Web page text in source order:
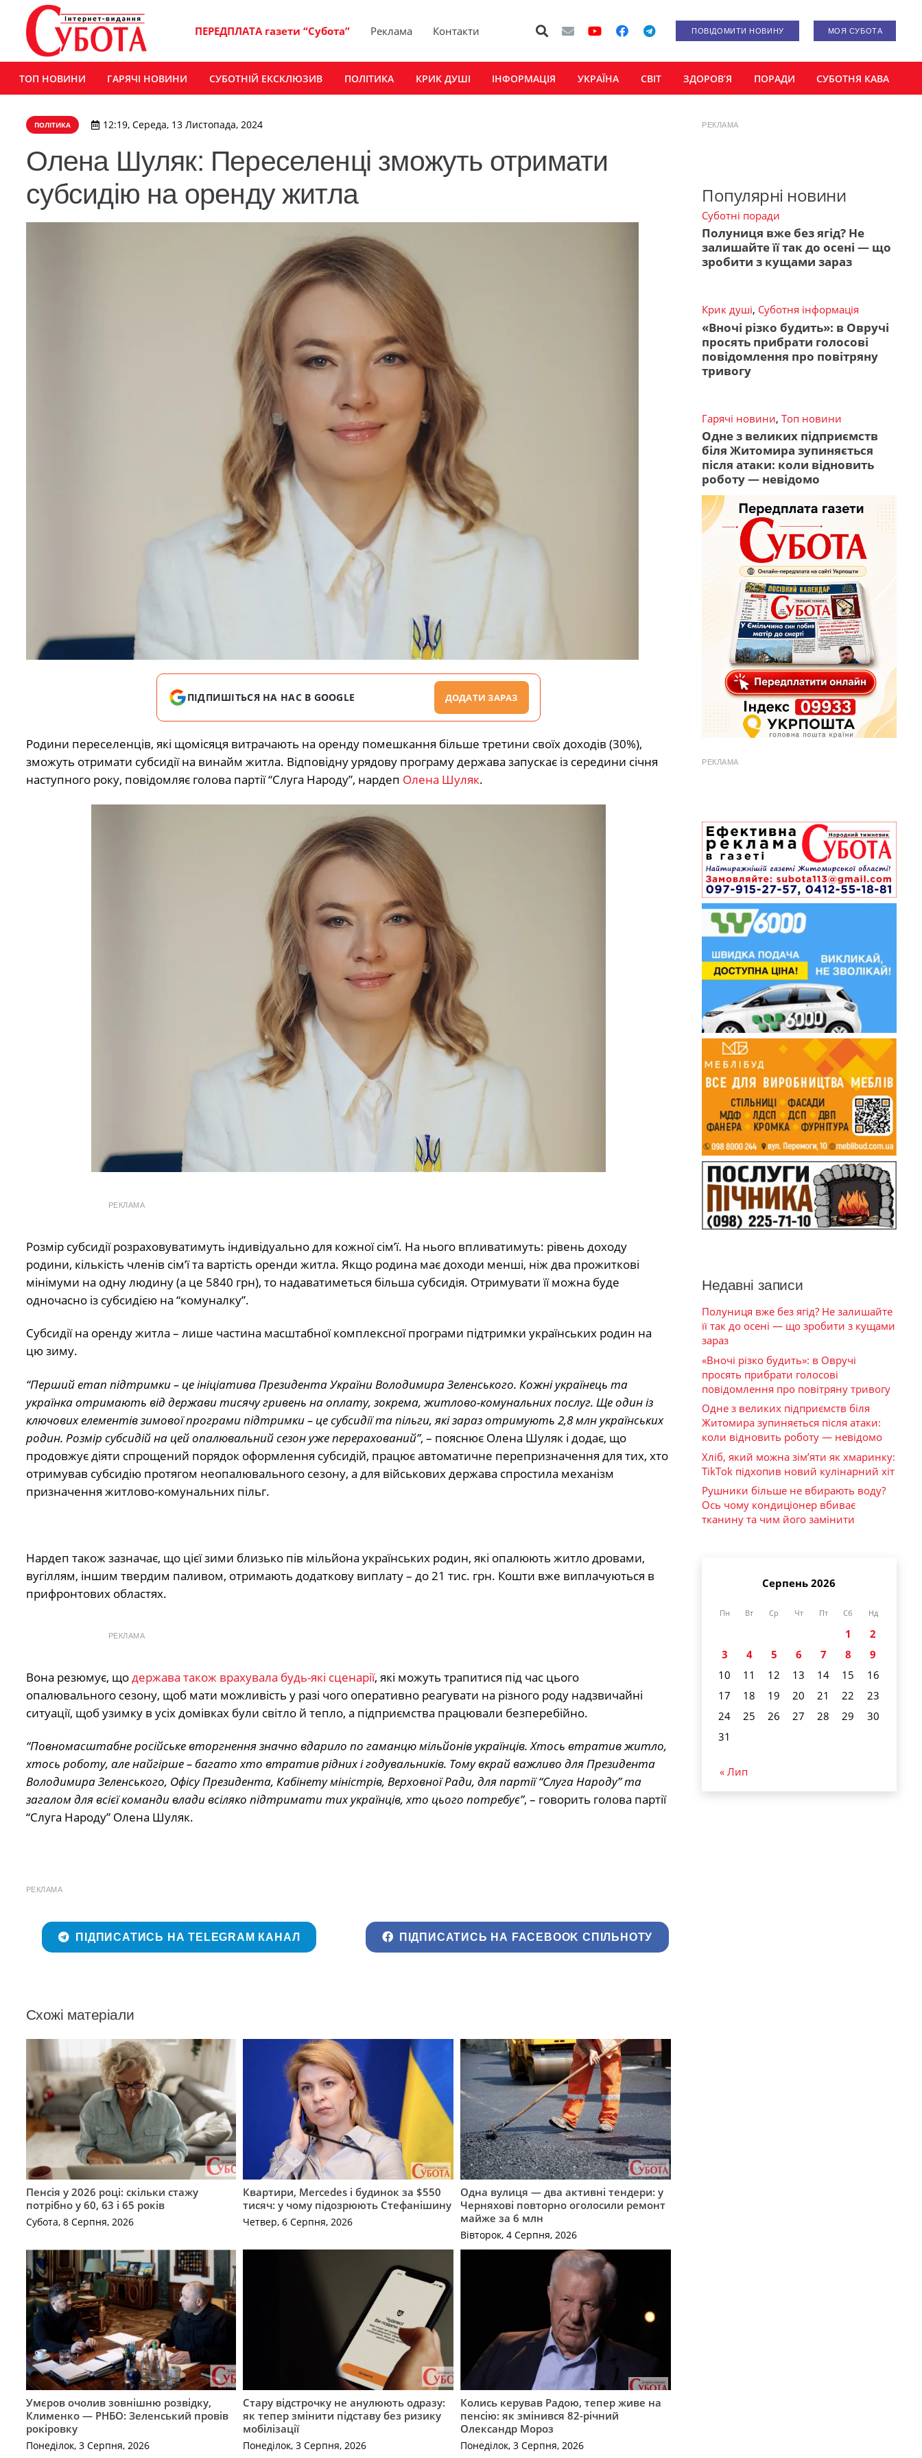
ПЕРЕДПЛАТА газети “Субота” Реклама Контакти ПОВІДОМИТИ НОВИНУ МОЯ СУБОТА
ТОП НОВИНИ ГАРЯЧІ НОВИНИ СУБОТНІЙ ЕКСКЛЮЗИВ ПОЛІТИКА КРИК ДУШІ ІНФОРМАЦІЯ УКРАЇНА СВІТ ЗДОРОВ’Я ПОРАДИ СУБОТНЯ КАВА
ПОЛІТИКА 12:19, Середа, 13 Листопада, 2024
Олена Шуляк: Переселенці зможуть отримати
субсидію на оренду житла
ПІДПИШІТЬСЯ НА НАС В GOOGLE ДОДАТИ ЗАРАЗ
Родини переселенців, які щомісяця витрачають на оренду помешкання більше третини своїх доходів (30%),
зможуть отримати субсидії на винайм житла. Відповідну урядову програму держава запускає із середини січня
наступного року, повідомляє голова партії “Слуга Народу”, нардеп Олена Шуляк.
РЕКЛАМА
Розмір субсидії розраховуватимуть індивідуально для кожної сім’ї. На нього впливатимуть: рівень доходу
родини, кількість членів сім’ї та вартість оренди житла. Якщо родина має доходи менші, ніж два прожиткові
мінімуми на одну людину (а це 5840 грн), то надаватиметься більша субсидія. Отримувати її можна буде
одночасно із субсидією на “комуналку”.
Субсидії на оренду житла – лише частина масштабної комплексної програми підтримки українських родин на
цю зиму.
“Перший етап підтримки – це ініціатива Президента України Володимира Зеленського. Кожні українець та
українка отримають від держави тисячу гривень на оплату, зокрема, житлово-комунальних послуг. Ще один із
ключових елементів зимової програми підтримки – це субсидії та пільги, які зараз отримують 2,8 млн українських
родин. Розмір субсидій на цей опалювальний сезон уже перерахований”, – пояснює Олена Шуляк і додає, що
продовжує діяти спрощений порядок оформлення субсидій, працює автоматичне перепризначення для тих, хто
отримував субсидію протягом неопалювального сезону, а для військових держава спростила механізм
призначення житлово-комунальних пільг.
Нардеп також зазначає, що цієї зими близько пів мільйона українських родин, які опалюють житло дровами,
вугіллям, іншим твердим паливом, отримають додаткову виплату – до 21 тис. грн. Кошти вже виплачуються в
прифронтових областях.
РЕКЛАМА
Вона резюмує, щодержава також врахувала будь-які сценарії, які можуть трапитися під час цього
опалювального сезону, щоб мати можливість у разі чого оперативно реагувати на різного роду надзвичайні
ситуації, щоб узимку в усіх домівках були світло й тепло, а підприємства працювали безперебійно.
“Повномасштабне російське вторгнення значно вдарило по гаманцю мільйонів українців. Хтось втратив житло,
хтось роботу, але найгірше – багато хто втратив рідних і годувальників. Тому вкрай важливо для Президента
Володимира Зеленського, Офісу Президента, Кабінету міністрів, Верховної Ради, для партії “Слуга Народу” та
загалом для всієї команди влади всіляко підтримати тих українців, хто цього потребує”, – говорить голова партії
“Слуга Народу” Олена Шуляк.
РЕКЛАМА
ПІДПИСАТИСЬ НА TELEGRAM КАНАЛ ПІДПИСАТИСЬ НА FACEBOOK СПІЛЬНОТУ
Схожі матеріали
Пенсія у 2026 році: скільки стажу
потрібно у 60, 63 і 65 років
Субота, 8 Серпня, 2026
Квартири, Mercedes і будинок за $550
тисяч: у чому підозрюють Стефанішину
Четвер, 6 Серпня, 2026
Одна вулиця — два активні тендери: у
Черняхові повторно оголосили ремонт
майже за 6 млн
Вівторок, 4 Серпня, 2026
Умєров очолив зовнішню розвідку,
Клименко — РНБО: Зеленський провів
рокіровку
Понеділок, 3 Серпня, 2026
Стару відстрочку не анулюють одразу:
як тепер змінити підставу без ризику
мобілізації
Понеділок, 3 Серпня, 2026
Колись керував Радою, тепер живе на
пенсію: як змінився 82-річний
Олександр Мороз
Понеділок, 3 Серпня, 2026
РЕКЛАМА
Популярні новини
Суботні поради
Полуниця вже без ягід? Не
залишайте її так до осені — що
зробити з кущами зараз
Крик душі, Суботня інформація
«Вночі різко будить»: в Овручі
просять прибрати голосові
повідомлення про повітряну
тривогу
Гарячі новини, Топ новини
Одне з великих підприємств
біля Житомира зупиняється
після атаки: коли відновить
роботу — невідомо
РЕКЛАМА
Недавні записи
Полуниця вже без ягід? Не залишайте
її так до осені — що зробити з кущами
зараз
«Вночі різко будить»: в Овручі
просять прибрати голосові
повідомлення про повітряну тривогу
Одне з великих підприємств біля
Житомира зупиняється після атаки:
коли відновить роботу — невідомо
Хліб, який можна зім’яти як хмаринку:
TikTok підхопив новий кулінарний хіт
Рушники більше не вбирають воду?
Ось чому кондиціонер вбиває
тканину та чим його замінити
Серпень 2026
Пн Вт Ср Чт Пт Сб Нд
1
2
3
4 5 6 7 8
9
10
11 12 13 14 15
16
17
18 19 20 21 22
23
24
25 26 27 28 29
30
31
« Лип